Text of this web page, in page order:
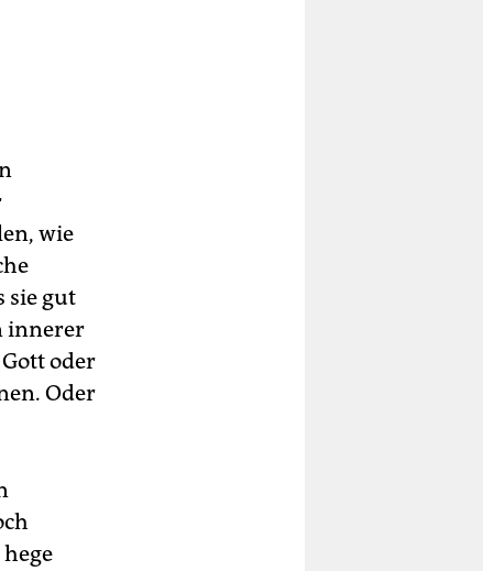
wie
sie gut
innerer
oder
Oder